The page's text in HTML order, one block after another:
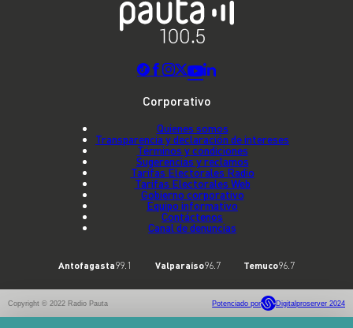
Corporativo
Quienes somos
Transparencia y declaración de intereses
Términos y condiciones
Sugerencias y reclamos
Tarifas Electorales Radio
Tarifas Electorales Web
Gobierno corporativo
Equipo informativo
Contáctenos
Canal de denuncias
Antofagasta99.1 Valparaíso96.7 Temuco96.7
Copyright © 2022 Radio Pauta Potenciado por Digitalproserver 2024